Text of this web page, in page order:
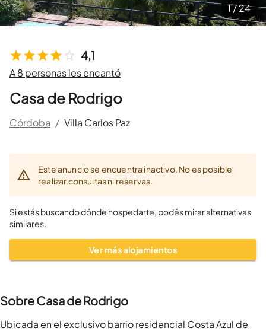
4,1
A 8 personas les encantó
Casa de Rodrigo
Córdoba / Villa Carlos Paz
1 /24
Este anuncio se encuentra inactivo. No es posible
realizar consultas ni reservas.
Si estás buscando dónde hospedarte, podés mirar alternativas
similares.
Ver más alojamientos
Sobre Casa de Rodrigo
Ubicada en el exclusivo barrio residencial Costa Azul de